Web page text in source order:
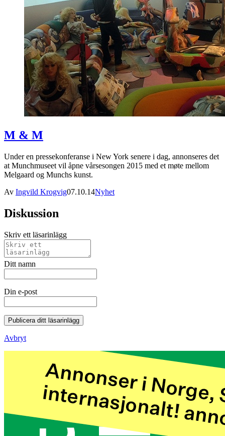
M & M
Under en pressekonferanse i New York senere i dag, annonseres det
at Munchmuseet vil åpne vårsesongen 2015 med et møte mellom
Melgaard og Munchs kunst.
Av Ingvild Krogvig07.10.14Nyhet
Diskussion
Skriv ett läsarinlägg
Ditt namn
Din e-post
Publicera ditt läsarinlägg
Avbryt